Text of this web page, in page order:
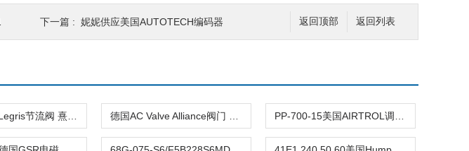
返回列表
返回顶部
下一篇 : 妮妮供应美国AUTOTECH编码器